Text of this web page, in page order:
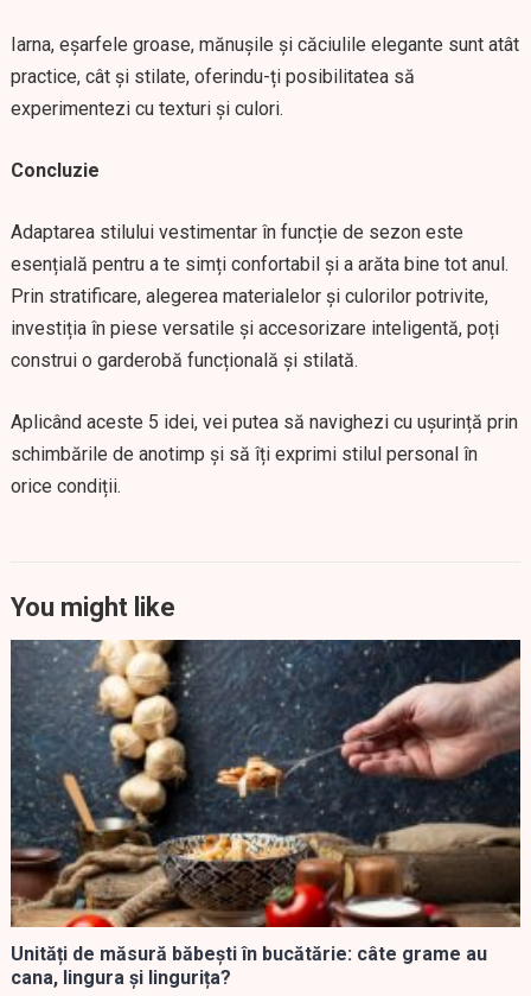
Iarna, eșarfele groase, mănușile și căciulile elegante sunt atât
practice, cât și stilate, oferindu-ți posibilitatea să
experimentezi cu texturi și culori.
Concluzie
Adaptarea stilului vestimentar în funcție de sezon este
esențială pentru a te simți confortabil și a arăta bine tot anul.
Prin stratificare, alegerea materialelor și culorilor potrivite,
investiția în piese versatile și accesorizare inteligentă, poți
construi o garderobă funcțională și stilată.
Aplicând aceste 5 idei, vei putea să navighezi cu ușurință prin
schimbările de anotimp și să îți exprimi stilul personal în
orice condiții.
You might like
Unități de măsură băbești în bucătărie: câte grame au
cana, lingura și lingurița?